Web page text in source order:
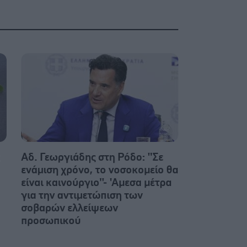
Αδ. Γεωργιάδης στη Ρόδο: ''Σε
ενάμιση χρόνο, το νοσοκομείο θα
είναι καινούργιο''- 'Αμεσα μέτρα
για την αντιμετώπιση των
σοβαρών ελλείψεων
προσωπικού